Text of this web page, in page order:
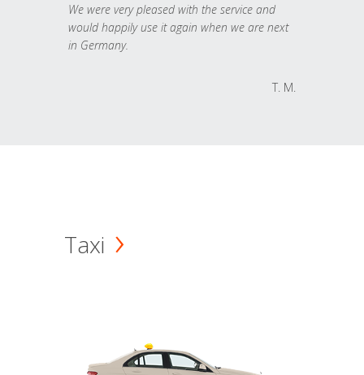
We were very pleased with the service and
would happily use it again when we are next
in Germany.
T. M.
Taxi